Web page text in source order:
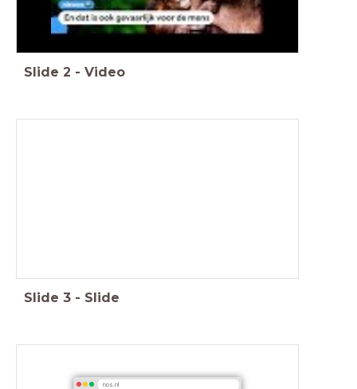
Slide 2 - Video
Slide 3 - Slide
nos.nl